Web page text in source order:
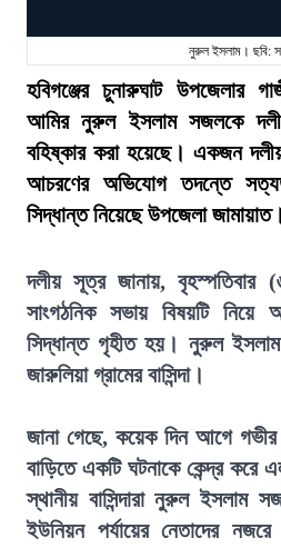
নুরুল ইসলাম। ছবি:
হবিগঞ্জের চুনারুঘাট উপজেলার
আমির নুরুল ইসলাম সজলকে
বহিষ্কার করা হয়েছে। একজন দলীয়
আচরণের অভিযোগ তদন্তে
সিদ্ধান্ত নিয়েছে উপজেলা জামায়াত।
দলীয় সূত্র জানায়,
সাংগঠনিক সভায় বিষয়টি নিয়ে
সিদ্ধান্ত গৃহীত হয়। নুরুল
জারুলিয়া গ্রামের বাসিন্দা।
জানা গেছে, কয়েক দিন আগে গভীর
বাড়িতে একটি ঘটনাকে কেন্দ্র করে
স্থানীয় বাসিন্দারা নুরুল ইসলাম
ইউনিয়ন পর্যায়ের নেতাদের